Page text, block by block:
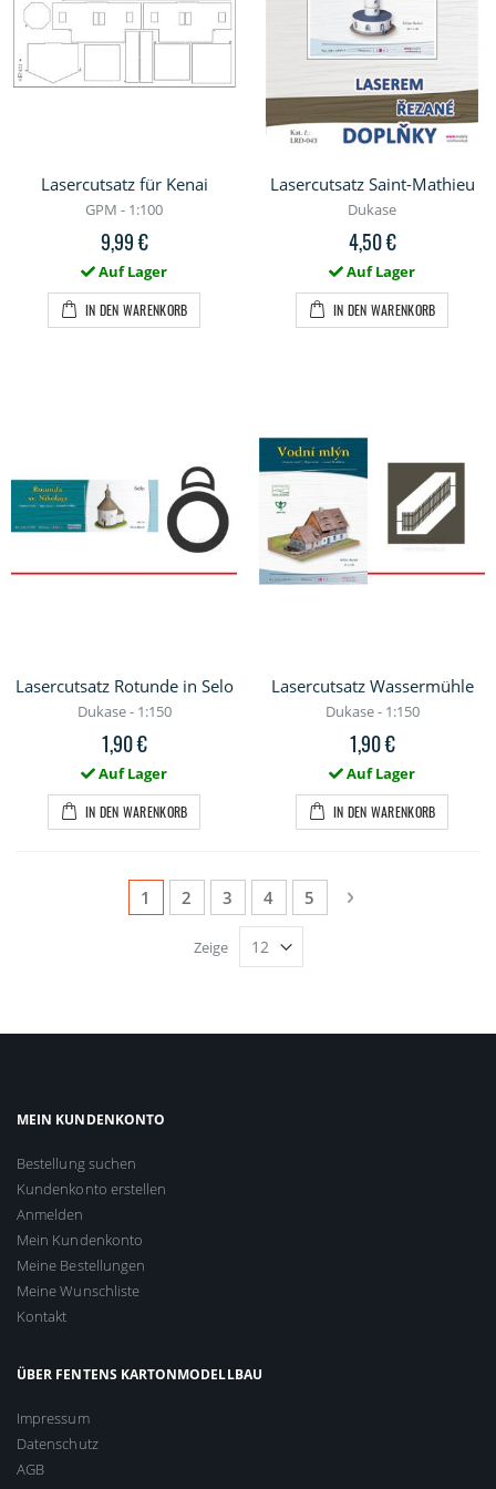
Lasercutsatz für Kenai
GPM - 1:100
9,99 €
Auf Lager
IN DEN WARENKORB
Lasercutsatz Saint-Mathieu
Dukase
4,50 €
Auf Lager
IN DEN WARENKORB
Lasercutsatz Rotunde in Selo
Dukase - 1:150
1,90 €
Auf Lager
IN DEN WARENKORB
Lasercutsatz Wassermühle
Dukase - 1:150
1,90 €
Auf Lager
IN DEN WARENKORB
Seite
Sie lesen gerade die Seite
1 Seite
2 Seite
3 Seite
4 Seite
5 Seite
Weiter
Zeige
MEIN KUNDENKONTO
Bestellung suchen
Kundenkonto erstellen
Anmelden
Mein Kundenkonto
Meine Bestellungen
Meine Wunschliste
Kontakt
ÜBER FENTENS KARTONMODELLBAU
Impressum
Datenschutz
AGB